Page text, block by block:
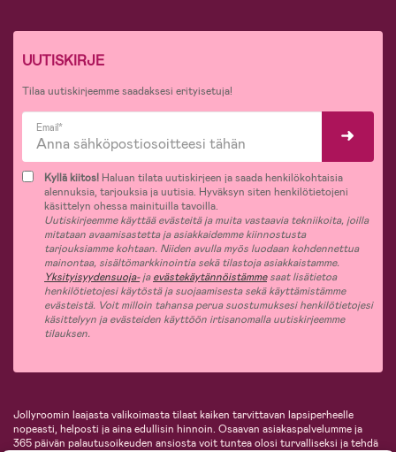
UUTISKIRJE
Tilaa uutiskirjeemme saadaksesi erityisetuja!
Email*
Kyllä kiitos! Haluan tilata uutiskirjeen ja saada henkilökohtaisia
alennuksia, tarjouksia ja uutisia. Hyväksyn siten henkilötietojeni
käsittelyn ohessa mainituilla tavoilla.
Uutiskirjeemme käyttää evästeitä ja muita vastaavia tekniikoita, joilla
mitataan avaamisastetta ja asiakkaidemme kiinnostusta
tarjouksiamme kohtaan. Niiden avulla myös luodaan kohdennettua
mainontaa, sisältömarkkinointia sekä tilastoja asiakkaistamme.
Yksityisyydensuoja-jaevästekäytännöistämmesaat lisätietoa
henkilötietojesi käytöstä ja suojaamisesta sekä käyttämistämme
evästeistä. Voit milloin tahansa perua suostumuksesi henkilötietojesi
käsittelyyn ja evästeiden käyttöön irtisanomalla uutiskirjeemme
tilauksen.
Jollyroomin laajasta valikoimasta tilaat kaiken tarvittavan lapsiperheelle
nopeasti, helposti ja aina edullisin hinnoin. Osaavan asiakaspalvelumme ja
365 päivän palautusoikeuden ansiosta voit tuntea olosi turvalliseksi ja tehdä